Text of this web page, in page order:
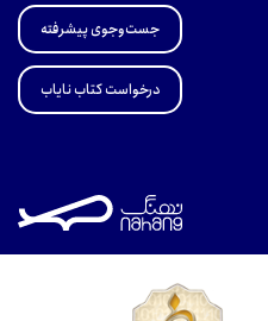
جست‌وجوی پیشرفته
درخواست کتاب نایاب